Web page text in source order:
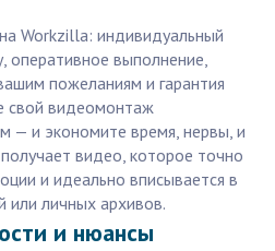
Workzilla: индивидуальный
оперативное выполнение,
пожеланиям и гарантия
свой видеомонтаж
— и экономите время, нервы, и
видео, которое точно
и идеально вписывается в
или личных архивов.
и нюансы